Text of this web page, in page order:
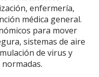
enfermería,
médica general.
para mover
sistemas de aire
de virus y